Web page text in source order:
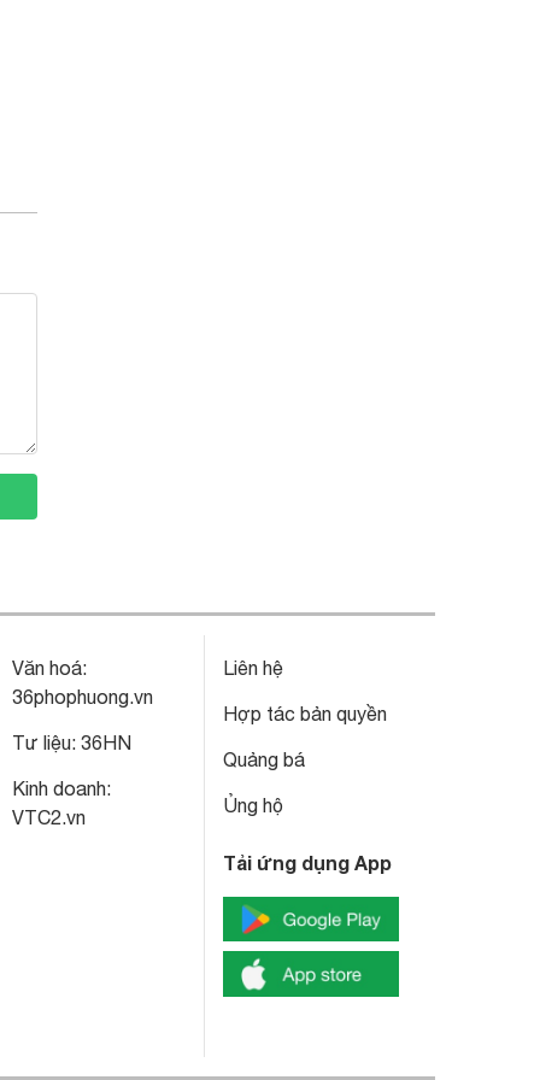
Văn hoá:
36phophuong.vn
Tư liệu: 36HN
Kinh doanh:
VTC2.vn
Liên hệ
Hợp tác bản quyền
Quảng bá
Ủng hộ
Tải ứng dụng App